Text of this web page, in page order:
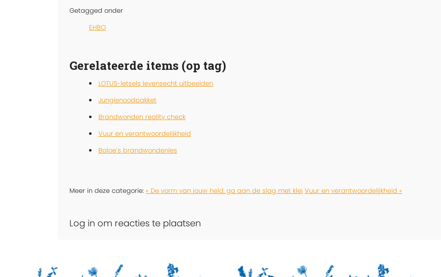
Getagged onder
EHBO
Gerelateerde items (op tag)
LOTUS-letsels levensecht uitbeelden
Junglenoodpakket
Brandwonden reality check
Vuur en verantwoordelijkheid
Baloe’s brandwondenles
Meer in deze categorie: « De vorm van jouw held: ga aan de slag met klei Vuur en verantwoordelijkheid »
Log in om reacties te plaatsen